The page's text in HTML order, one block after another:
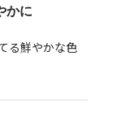
かに
る鮮やかな色